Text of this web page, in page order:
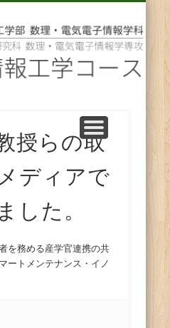
人
間
報
工
学
コ
授らの取
ディアで
した。
を務める産学官連携の共
ートメンテナンス・イノ